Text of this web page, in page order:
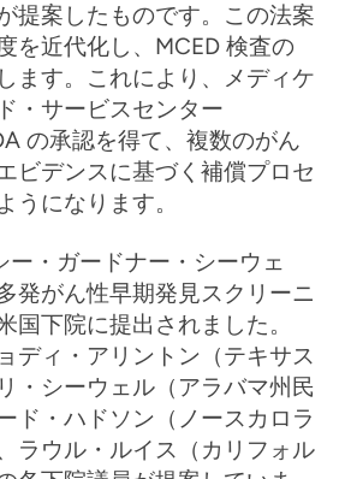
提案したものです。この法案
を近代化し、MCED 検査の
ます。これにより、メディケ
・サービスセンター
の承認を得て、複数のがん
ビデンスに基づく補償プロセ
うになります。
ー・ガードナー・シーウェ
発がん性早期発見スクリーニ
国下院に提出されました。
ディ・アリントン（テキサス
・シーウェル（アラバマ州民
ド・ハドソン（ノースカロラ
ラウル・ルイス（カリフォル